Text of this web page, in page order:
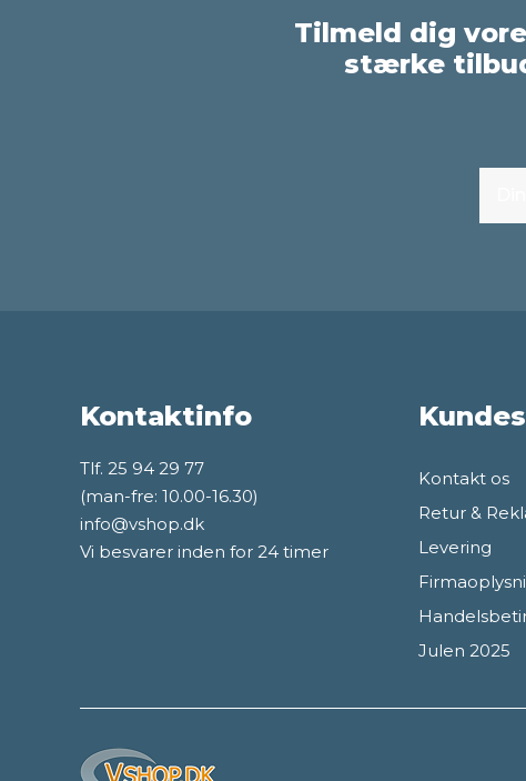
Tilmeld dig
stærke
Kontaktinfo
Tlf. 25 94 29 77
(man-fre: 10.00-16.30)
info@vshop.dk
Vi besvarer inden for 24 timer
Kontakt os
Retur &
Levering
Julen 2025